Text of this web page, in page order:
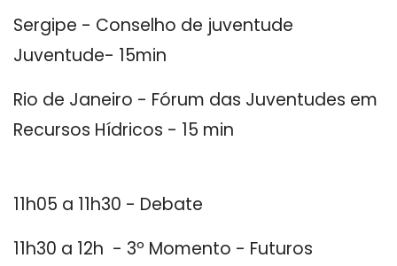
Sergipe - Conselho de juventude
Juventude- 15min
Rio de Janeiro - Fórum das Juventudes em
Recursos Hídricos - 15 min
11h05 a 11h30 - Debate
11h30 a 12h - 3º Momento - Futuros